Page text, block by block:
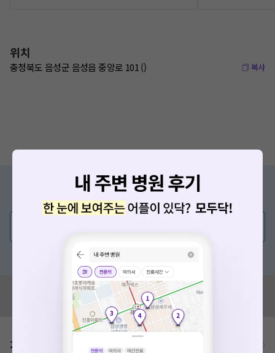
위치
충청북도 음성군 음성읍 중앙로 101 () 복사
증상/치료, 궁금한 점이 있나요?
의사가 직접 답해드려요!
혹은, 의료상담 서비스에 다양한 게시글 보러가기
혹시 잘못된 병원정보가 있나요?
모두닥 팀에 알려주세요!
가격표